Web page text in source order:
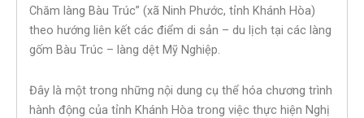
Chăm làng Bàu Trúc” (xã Ninh Phước, tỉnh Khánh Hòa)
theo hướng liên kết các điểm di sản – du lịch tại các làng
gốm Bàu Trúc – làng dệt Mỹ Nghiệp.
Đây là một trong những nội dung cụ thể hóa chương trình
hành động của tỉnh Khánh Hòa trong việc thực hiện Nghị